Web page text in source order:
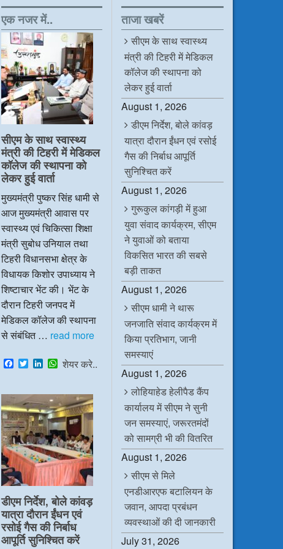
एक नजर में..
सीएम के साथ स्वास्थ्य
मंत्री की टिहरी में मेडिकल
कॉलेज की स्थापना को
लेकर हुई वार्ता
मुख्यमंत्री पुष्कर सिंह धामी से
आज मुख्यमंत्री आवास पर
स्वास्थ्य एवं चिकित्सा शिक्षा
मंत्री सुबोध उनियाल तथा
टिहरी विधानसभा क्षेत्र के
विधायक किशोर उपाध्याय ने
शिष्टाचार भेंट की। भेंट के
दौरान टिहरी जनपद में
मेडिकल कॉलेज की स्थापना
से संबंधित … read more
F
a
e
b
o
o
k
T
w
t
t
e
r
L
i
k
e
d
I
n
W
h
t
s
A
p
p
शेयर करे..
डीएम निर्देश, बोले कांवड़
यात्रा दौरान ईंधन एवं
रसोई गैस की निर्बाध
आपूर्ति सुनिश्चित करें
ताजा खबरें
सीएम के साथ स्वास्थ्य
मंत्री की टिहरी में मेडिकल
कॉलेज की स्थापना को
लेकर हुई वार्ता
August 1, 2026
डीएम निर्देश, बोले कांवड़
यात्रा दौरान ईंधन एवं रसोई
गैस की निर्बाध आपूर्ति
सुनिश्चित करें
August 1, 2026
गुरूकुल कांगड़ी में हुआ
युवा संवाद कार्यक्रम, सीएम
ने युवाओं को बताया
विकसित भारत की सबसे
बड़ी ताकत
August 1, 2026
सीएम धामी ने थारू
जनजाति संवाद कार्यक्रम में
किया प्रतिभाग, जानी
समस्याएं
August 1, 2026
लोहियाहेड हेलीपैड कैंप
कार्यालय में सीएम ने सुनी
जन समस्याएं, जरूरतमंदों
को सामग्री भी की वितरित
August 1, 2026
सीएम से मिले
एनडीआरएफ बटालियन के
जवान, आपदा प्रबंधन
व्यवस्थाओं की दी जानकारी
July 31, 2026